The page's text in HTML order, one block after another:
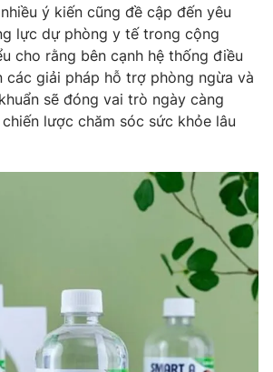
ý kiến cũng đề cập đến yêu
lực dự phòng y tế trong cộng
cho rằng bên cạnh hệ thống điều
các giải pháp hỗ trợ phòng ngừa và
sẽ đóng vai trò ngày càng
lược chăm sóc sức khỏe lâu